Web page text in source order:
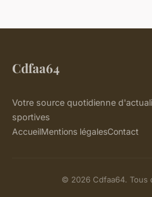
Cdfaa64
Votre source quotidienne
sportives
AccueilMentions légalesContact
© 2026 Cdfaa64. Tous